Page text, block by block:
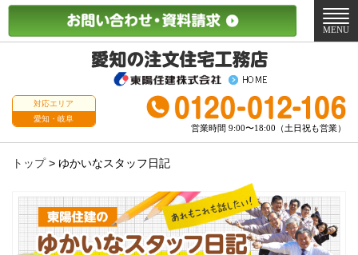
対応エリア
愛知・岐阜
営業時間 9:00〜18:00（土日祝も営業）
メ
ニ
MENU
トップ> ゆかいなスタッフ日記